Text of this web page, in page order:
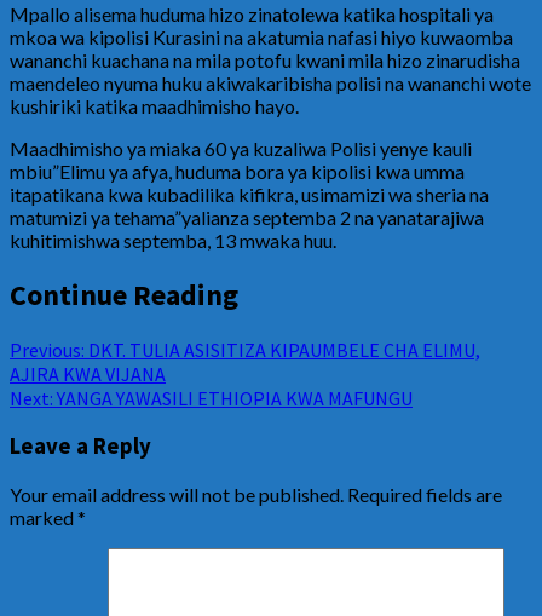
Mpallo alisema huduma hizo zinatolewa katika hospitali ya
mkoa wa kipolisi Kurasini na akatumia nafasi hiyo kuwaomba
wananchi kuachana na mila potofu kwani mila hizo zinarudisha
maendeleo nyuma huku akiwakaribisha polisi na wananchi wote
kushiriki katika maadhimisho hayo.
Maadhimisho ya miaka 60 ya kuzaliwa Polisi yenye kauli
mbiu”Elimu ya afya, huduma bora ya kipolisi kwa umma
itapatikana kwa kubadilika kifikra, usimamizi wa sheria na
matumizi ya tehama”yalianza septemba 2 na yanatarajiwa
kuhitimishwa septemba, 13 mwaka huu.
Continue Reading
Previous: DKT. TULIA ASISITIZA KIPAUMBELE CHA ELIMU,
AJIRA KWA VIJANA
Next: YANGA YAWASILI ETHIOPIA KWA MAFUNGU
Leave a Reply
Your email address will not be published. Required fields are
marked*